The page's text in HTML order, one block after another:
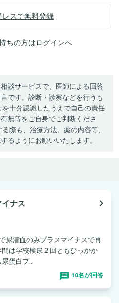
レスで無料登録
ちの方はログインへ
談サービスで、医師による回答
です。診断・診察などを行うも
十分認識したうえで自己の責任
無等をご自身でご判断くださ
際も、治療方法、薬の内容等、
るようにお願いいたします。
ナス
navigate_next
尿潜血のみプラスマイナスで再
は学校検尿２回ともひっかか
蛋白プ...
10名が回答